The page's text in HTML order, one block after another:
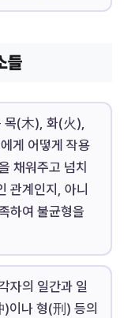
들
목(木), 화(火),
게 어떻게 작용
채워주고 넘치
관계인지, 아니
하여 불균형을
자의 일간과 일
이나 형(刑) 등의